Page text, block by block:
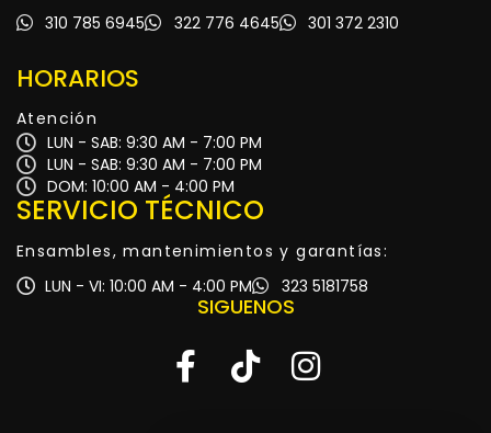
310 785 6945
322 776 4645 301 372 2310
HORARIOS
Atención
LUN - SAB: 9:30 AM - 7:00 PM
LUN - SAB: 9:30 AM - 7:00 PM
DOM: 10:00 AM - 4:00 PM
SERVICIO TÉCNICO
Ensambles, mantenimientos y garantías:
LUN - VI: 10:00 AM - 4:00 PM
323 5181758
SIGUENOS